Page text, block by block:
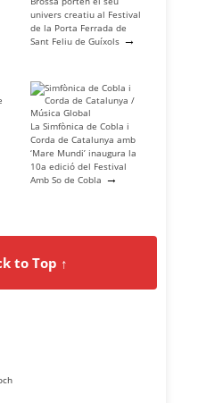
univers creatiu al Festival
de la Porta Ferrada de
Sant Feliu de Guíxols →
La Simfònica de Cobla i
Corda de Catalunya amb
‘Mare Mundi’ inaugura la
10a edició del Festival
Amb So de Cobla →
to Top ↑